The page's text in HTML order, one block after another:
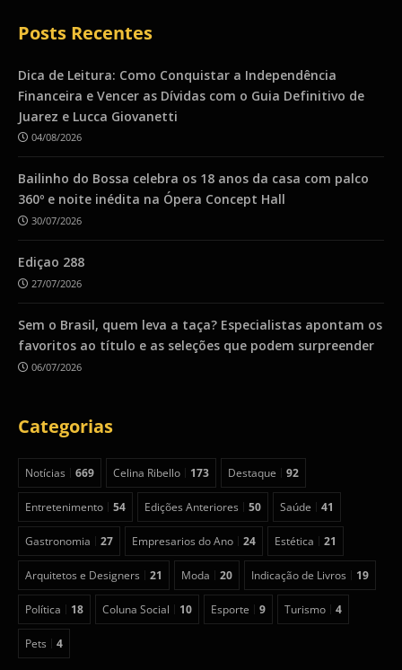
Posts Recentes
Dica de Leitura: Como Conquistar a Independência
Financeira e Vencer as Dívidas com o Guia Definitivo de
Juarez e Lucca Giovanetti
04/08/2026
Bailinho do Bossa celebra os 18 anos da casa com palco
360º e noite inédita na Ópera Concept Hall
30/07/2026
Ediçao 288
27/07/2026
Sem o Brasil, quem leva a taça? Especialistas apontam os
favoritos ao título e as seleções que podem surpreender
06/07/2026
Categorias
Notícias 669 Celina Ribello 173 Destaque 92
Entretenimento 54 Edições Anteriores 50 Saúde 41
Gastronomia 27 Empresarios do Ano 24 Estética 21
Arquitetos e Designers 21 Moda 20 Indicação de Livros 19
Política 18 Coluna Social 10 Esporte 9 Turismo 4
Pets 4